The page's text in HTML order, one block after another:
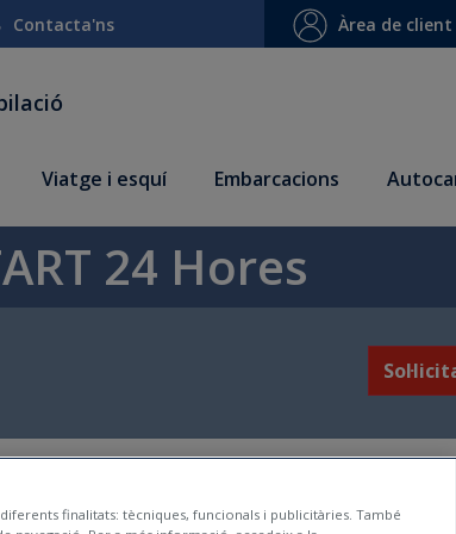
Contacta'ns Àrea de client
Viatge i esquí Embarcacions
24 Hores
finalitats: tècniques, funcionals i publicitàries. També